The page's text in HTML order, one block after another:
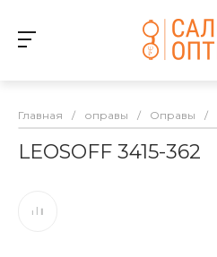
Главная / оправы / Оправы /
LEOSOFF 3415-362